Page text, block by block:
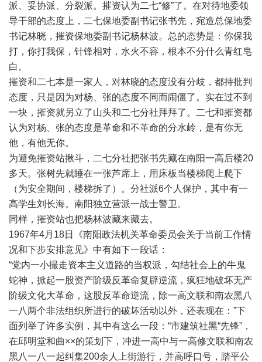
派、妥协派、分裂派。摧资认为二七“修”了。在对待地委领
导干部的态度上，二七保地委副书记张书先，宛造总保地委
书记林晓，摧资保地委副书记杨林波。总的态势是：你保我
打，你打我保，针锋相对，水火不容，根本不分什么青红皂
白。
摧资和二七本是一家人，对林晓的态度没有分歧，都持批判
态度，只是因为对杨、张的态度不同而闹僵了。实在过不到
一块，摧资就另立了山头和二七分社拜拜了。二七和摧资都
认为对杨、张的态度是革命和不革命的分水岭，是有你无
他，有他无你。
为避免摧资站揪斗，二七分社把张书先藏在南阳一高后楼20
多天。张树先就睡在一张芦席上，用床板当楼梯爬上爬下
（为安全期间，楼梯拆了）。分社派6个人保护，其中有一
高学生刘长海。南阳独立营派一战士警卫。
同样，摧资站也把杨林波藏来藏去。
1967年4月18日《南阳政法机关革命委员会关于当前工作情
况和下步安排意见》中有如下一段话：
“党内一小撮走资本主义道路的当权派，勾结社会上的牛鬼
蛇神，掀起一股资产阶级反革命复辟逆流，疯狂地破坏无产
阶级文化大革命，这股反革命逆流，除一高文联和南农黑八
一八两个非法组织所进行的破坏活动以外，还表现在：”下
面列举了许多实例，其中有这么一段：“市建筑社黑“先锋”，
在邱明堂和曲××的策划下，冲进一高中与一高修文联和南农
黑八一八一起纠集200余人上街游行，并高呼口号，踏平公